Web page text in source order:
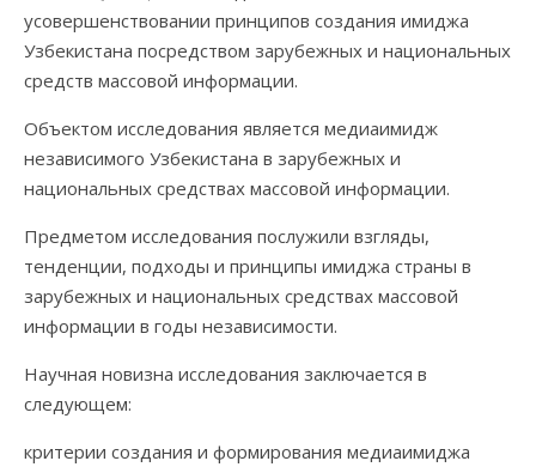
усовершенствовании принципов создания имиджа
Узбекистана посредством зарубежных и национальных
средств массовой информации.
Объектом исследования является медиаимидж
независимого Узбекистана в зарубежных и
национальных средствах массовой информации.
Предметом исследования послужили взгляды,
тенденции, подходы и принципы имиджа страны в
зарубежных и национальных средствах массовой
информации в годы независимости.
Научная новизна исследования заключается в
следующем:
критерии создания и формирования медиаимиджа